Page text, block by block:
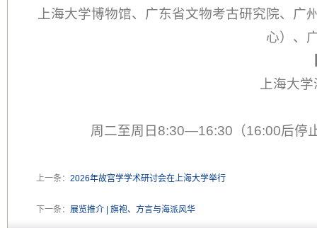
上海大学博物馆、广东省文物考古研究院、
心）、
上海大
周二至周日8:30—16:30（16:00后停
上一条： 2026年故宫学学术研讨会在上海大学举行
下一条： 展览推介 | 旗袍、方言与海派风华